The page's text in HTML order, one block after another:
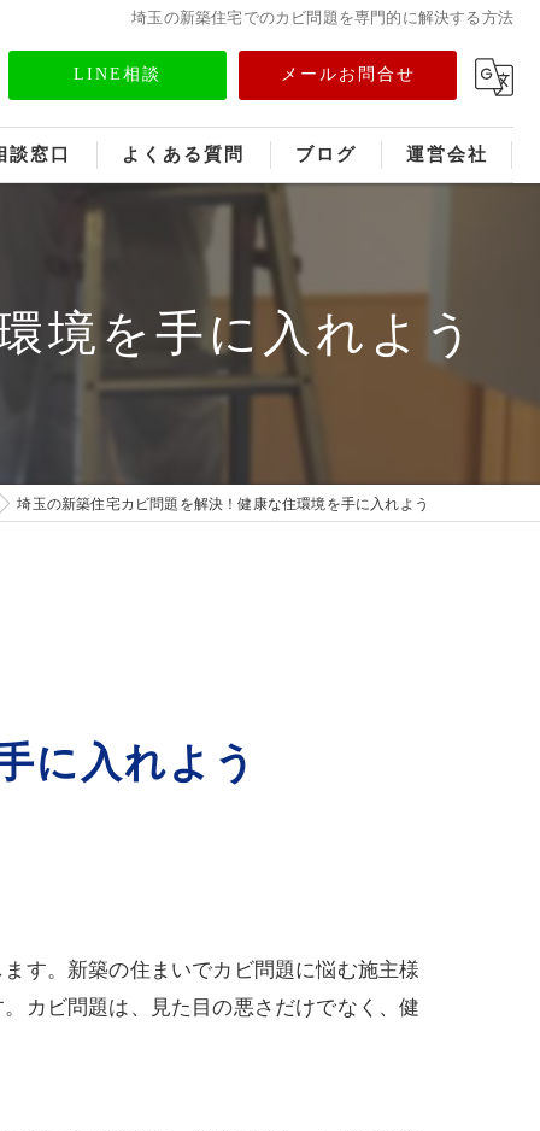
埼玉の新築住宅でのカビ問題を専門的に解決する方法
LINE相談 メールお問合せ
談窓口 よくある質問 ブログ 運営会社
メディア情報
境を手に入れよう
埼玉の新築住宅カビ問題を解決！健康な住環境を手に入れよう
に入れよう
す。新築の住まいでカビ問題に悩む施主様
カビ問題は、見た目の悪さだけでなく、健